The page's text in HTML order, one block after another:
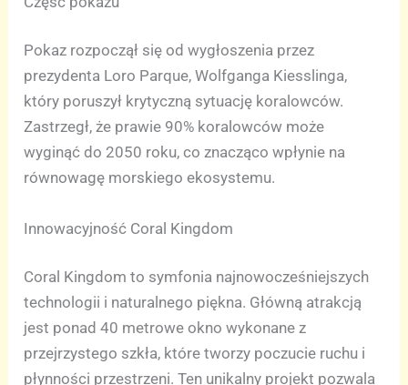
Pokaz rozpoczął się od wygłoszenia przez
prezydenta Loro Parque, Wolfganga Kiesslinga,
który poruszył krytyczną sytuację koralowców.
Zastrzegł, że prawie 90% koralowców może
wyginąć do 2050 roku, co znacząco wpłynie na
równowagę morskiego ekosystemu.
Innowacyjność Coral Kingdom
Coral Kingdom to symfonia najnowocześniejszych
technologii i naturalnego piękna. Główną atrakcją
jest ponad 40 metrowe okno wykonane z
przejrzystego szkła, które tworzy poczucie ruchu i
płynności przestrzeni. Ten unikalny projekt pozwala